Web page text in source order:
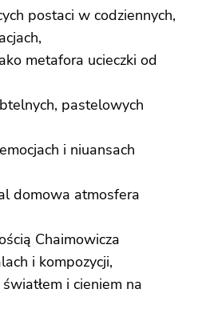
postaci w codziennych,
metafora ucieczki od
pastelowych
i niuansach
domowa atmosfera
Chaimowicza
i kompozycji,
i cieniem na